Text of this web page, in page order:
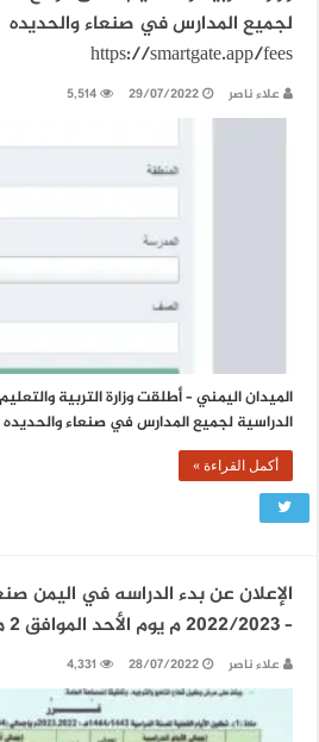
لجميع المدارس في صنعاء والحديده
https://smartgate.app/fees
علاء ناصر 29/07/2022
5,514
الميدان اليمني – أطلقت وزارة التربية
الدراسية لجميع المدارس في صنعاء والحديده
أكمل القراءة »
– 2022/2023 م يوم الأحد الموافق 2 محرم 1444 هـ
علاء ناصر 28/07/2022
4,331